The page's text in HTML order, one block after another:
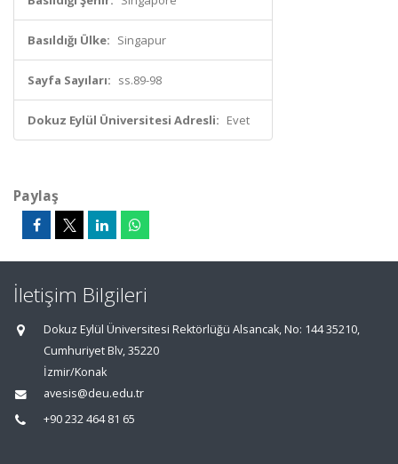
Basıldığı Ülke: Singapur
Sayfa Sayıları: ss.89-98
Dokuz Eylül Üniversitesi Adresli: Evet
Paylaş
İletişim Bilgileri
Dokuz Eylül Üniversitesi Rektörlüğü Alsancak, No: 144 35210,
Cumhuriyet Blv, 35220
İzmir/Konak
avesis@deu.edu.tr
+90 232 464 81 65